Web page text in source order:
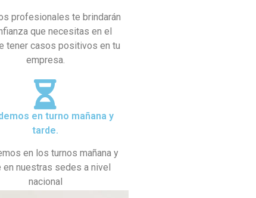
profesionales te brindarán
que necesitas en el
tener casos positivos en tu
empresa.
en turno mañana y
tarde.
en los turnos mañana y
en nuestras sedes a nivel
nacional